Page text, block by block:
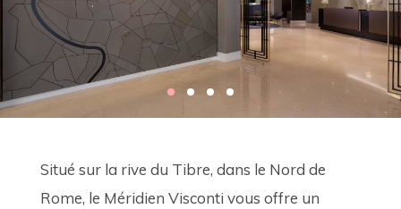
Situé sur la rive du Tibre, dans le Nord de
Rome, le Méridien Visconti vous offre un